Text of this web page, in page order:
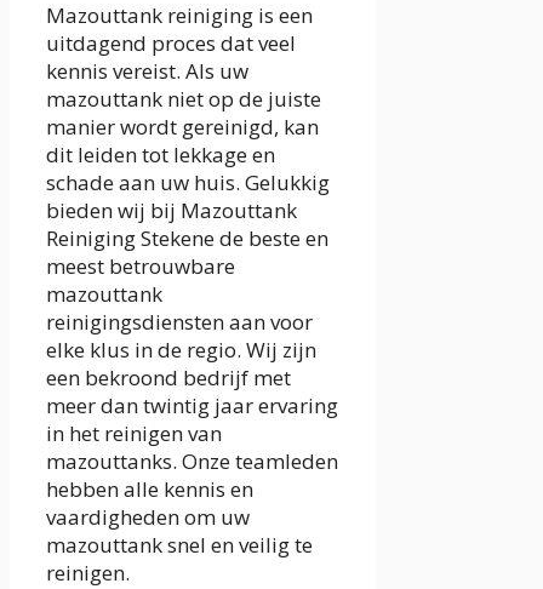
Mazouttank reiniging is een
uitdagend proces dat veel
kennis vereist. Als uw
mazouttank niet op de juiste
manier wordt gereinigd, kan
dit leiden tot lekkage en
schade aan uw huis. Gelukkig
bieden wij bij Mazouttank
Reiniging Stekene de beste en
meest betrouwbare
mazouttank
reinigingsdiensten aan voor
elke klus in de regio. Wij zijn
een bekroond bedrijf met
meer dan twintig jaar ervaring
in het reinigen van
mazouttanks. Onze teamleden
hebben alle kennis en
vaardigheden om uw
mazouttank snel en veilig te
reinigen.